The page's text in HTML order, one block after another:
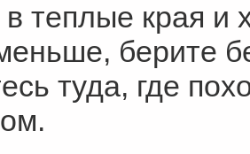
теплые края и
берите
туда, где